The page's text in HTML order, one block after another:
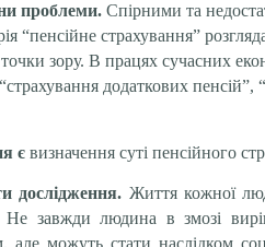
проблеми. Спірними та
“пенсійне страхування”
точки зору. В працях сучасних
додаткових
є визначення суті пенсійного
дослідження. Життя кожної
Не завжди людина в змозі